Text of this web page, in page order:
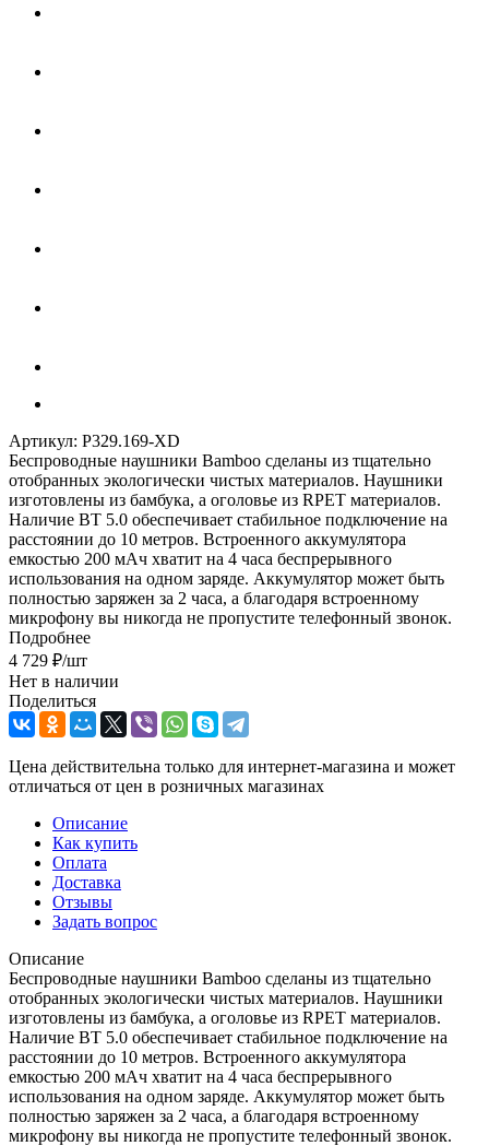
Артикул: P329.169-XD
Беспроводные наушники Bamboo сделаны из тщательно
отобранных экологически чистых материалов. Наушники
изготовлены из бамбука, а оголовье из RPET материалов.
Наличие BT 5.0 обеспечивает стабильное подключение на
расстоянии до 10 метров. Встроенного аккумулятора
емкостью 200 мАч хватит на 4 часа беспрерывного
использования на одном заряде. Аккумулятор может быть
полностью заряжен за 2 часа, а благодаря встроенному
микрофону вы никогда не пропустите телефонный звонок.
Подробнее
4 729 ₽/шт
Нет в наличии
Поделиться
Цена действительна только для интернет-магазина и может
отличаться от цен в розничных магазинах
Описание
Как купить
Оплата
Доставка
Отзывы
Задать вопрос
Описание
Беспроводные наушники Bamboo сделаны из тщательно
отобранных экологически чистых материалов. Наушники
изготовлены из бамбука, а оголовье из RPET материалов.
Наличие BT 5.0 обеспечивает стабильное подключение на
расстоянии до 10 метров. Встроенного аккумулятора
емкостью 200 мАч хватит на 4 часа беспрерывного
использования на одном заряде. Аккумулятор может быть
полностью заряжен за 2 часа, а благодаря встроенному
микрофону вы никогда не пропустите телефонный звонок.